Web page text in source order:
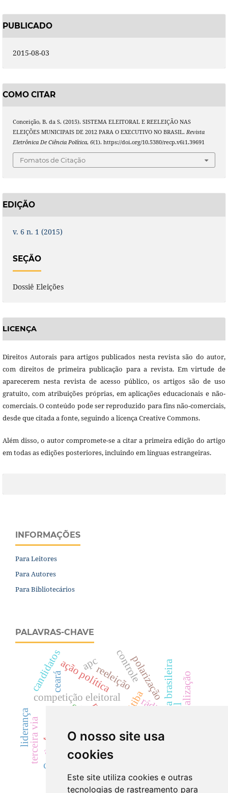
O nosso site usa
cookies
Este site utiliza cookies e outras
tecnologias de rastreamento para
PUBLICADO
2015-08-03
COMO CITAR
Conceição, B. da S. (2015). SISTEMA ELEITORAL E REELEIÇÃO NAS
ELEIÇÕES MUNICIPAIS DE 2012 PARA O EXECUTIVO NO BRASIL. Revista
Eletrônica De Ciência Política, 6(1). https://doi.org/10.5380/recp.v6i1.39691
Fomatos de Citação
EDIÇÃO
v. 6 n. 1 (2015)
SEÇÃO
Dossiê Eleições
LICENÇA
Direitos Autorais para artigos publicados nesta revista são do autor,
com direitos de primeira publicação para a revista. Em virtude de
aparecerem nesta revista de acesso público, os artigos são de uso
gratuito, com atribuições próprias, em aplicações educacionais e não-
comerciais. O conteúdo pode ser reproduzido para fins não-comerciais,
desde que citada a fonte, seguindo a licença Creative Commons.
Além disso, o autor compromete-se a citar a primeira edição do artigo
em todas as edições posteriores, incluindo em línguas estrangeiras.
INFORMAÇÕES
Para Leitores
Para Autores
Para Bibliotecários
PALAVRAS-CHAVE
competição eleitoral rádio
curitiba
análise interpretativa política externa brasileira
pt
terceira via
polarização
eleições 2012
reeleição
ação política
website.
ceará
eleições 2010
ethos
candidatos
televisão.
apc
institucionalização
corrupção
controle
liderança